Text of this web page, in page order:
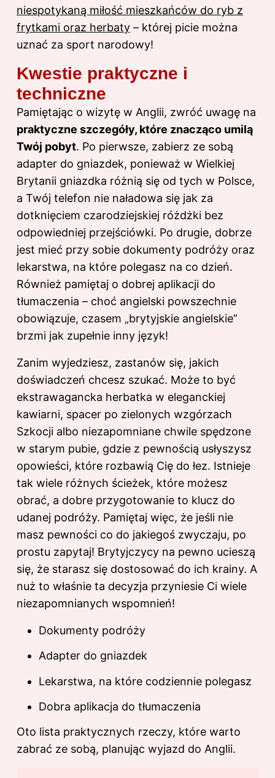
niespotykaną miłość mieszkańców do ryb z
frytkami oraz herbaty – której picie można
uznać za sport narodowy!
Kwestie praktyczne i
techniczne
Pamiętając o wizytę w Anglii, zwróć uwagę na
praktyczne szczegóły, które znacząco umilą
Twój pobyt. Po pierwsze, zabierz ze sobą
adapter do gniazdek, ponieważ w Wielkiej
Brytanii gniazdka różnią się od tych w Polsce,
a Twój telefon nie naładowa się jak za
dotknięciem czarodziejskiej różdżki bez
odpowiedniej przejściówki. Po drugie, dobrze
jest mieć przy sobie dokumenty podróży oraz
lekarstwa, na które polegasz na co dzień.
Również pamiętaj o dobrej aplikacji do
tłumaczenia – choć angielski powszechnie
obowiązuje, czasem „brytyjskie angielskie”
brzmi jak zupełnie inny język!
Zanim wyjedziesz, zastanów się, jakich
doświadczeń chcesz szukać. Może to być
ekstrawagancka herbatka w eleganckiej
kawiarni, spacer po zielonych wzgórzach
Szkocji albo niezapomniane chwile spędzone
w starym pubie, gdzie z pewnością usłyszysz
opowieści, które rozbawią Cię do łez. Istnieje
tak wiele różnych ścieżek, które możesz
obrać, a dobre przygotowanie to klucz do
udanej podróży. Pamiętaj więc, że jeśli nie
masz pewności co do jakiegoś zwyczaju, po
prostu zapytaj! Brytyjczycy na pewno ucieszą
się, że starasz się dostosować do ich krainy. A
nuż to właśnie ta decyzja przyniesie Ci wiele
niezapomnianych wspomnień!
Dokumenty podróży
Adapter do gniazdek
Lekarstwa, na które codziennie polegasz
Dobra aplikacja do tłumaczenia
Oto lista praktycznych rzeczy, które warto
zabrać ze sobą, planując wyjazd do Anglii.